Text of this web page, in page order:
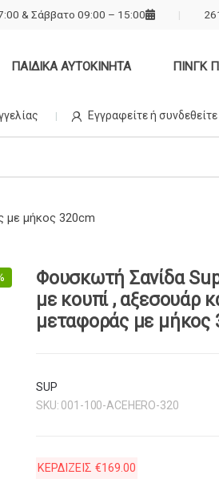
& Σάββατο 09:00 – 15:00
ΠΑΙΔΙΚΑ ΑΥΤΟΚΙΝΗΤΑ ΠΙΝΓΚ
Εγγραφείτε ή συνδεθείτε
με μήκος 320cm
Φουσκωτή Σανίδα Sup
με κουπί , αξεσουάρ
μεταφοράς με μήκος
SUP
SKU: 001-100-ACEHERO-320
ΚΕΡΔΙΖΕΙΣ €169.00